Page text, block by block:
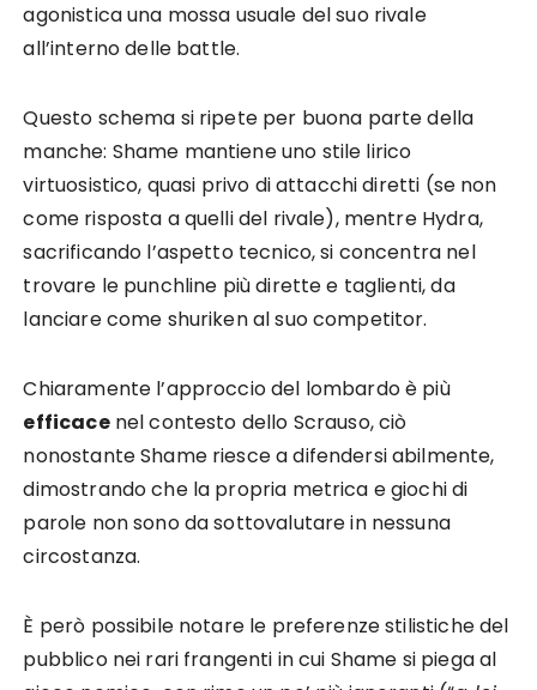
agonistica una mossa usuale del suo rivale
all’interno delle battle.
Questo schema si ripete per buona parte della
manche: Shame mantiene uno stile lirico
virtuosistico, quasi privo di attacchi diretti (se non
come risposta a quelli del rivale), mentre Hydra,
sacrificando l’aspetto tecnico, si concentra nel
trovare le punchline più dirette e taglienti, da
lanciare come shuriken al suo competitor.
Chiaramente l’approccio del lombardo è più
efficacenel contesto dello Scrauso, ciò
nonostante Shame riesce a difendersi abilmente,
dimostrando che la propria metrica e giochi di
parole non sono da sottovalutare in nessuna
circostanza.
È però possibile notare le preferenze stilistiche del
pubblico nei rari frangenti in cui Shame si piega al